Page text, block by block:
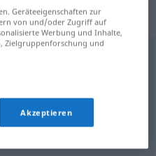
außergewöhnlich
Geräteeigenschaften zur
von und/oder Zugriff auf
Werbung und Inhalte,
Zielgruppenforschung und
Akzeptieren